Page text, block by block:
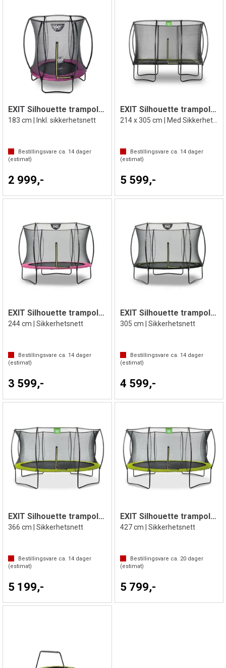
EXIT Silhouette trampoline
183 cm | Inkl. sikkerhetsnett
Bestillingsvare ca. 14 dager
(estimat)
2 999,-
EXIT Silhouette trampoline
214 x 305 cm | Med Sikkerhetsnett
Bestillingsvare ca. 14dager
(estimat)
5 599,-
EXIT Silhouette trampoline
244 cm | Sikkerhetsnett
Bestillingsvare ca. 14 dager
(estimat)
3 599,-
EXIT Silhouette trampoline
305 cm | Sikkerhetsnett
Bestillingsvare ca. 14dager
(estimat)
4 599,-
EXIT Silhouette trampoline
366 cm | Sikkerhetsnett
Bestillingsvare ca. 14 dager
(estimat)
5 199,-
EXIT Silhouette trampoline
427 cm | Sikkerhetsnett
Bestillingsvare ca. 20dager
(estimat)
5 799,-